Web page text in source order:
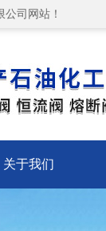
司网站！
关于我们